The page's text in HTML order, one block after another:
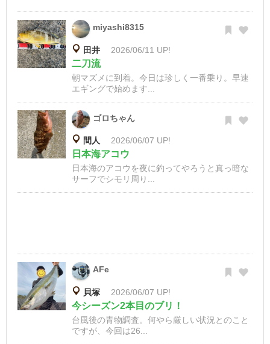
miyashi8315
田井 2026/06/11 UP!
二刀流
朝マズメに到着。今日は珍しく一番乗り。早速
エギングで始めます...
ゴロちゃん
間人 2026/06/07 UP!
日本海アコウ
日本海のアコウを夜に釣ってやろうと真っ暗な
サーフでシモリ周り...
AFe
貝塚 2026/06/07 UP!
今シーズン2本目のブリ！
台風後の青物調査。何やら厳しい状況とのこと
ですが、今回は26...